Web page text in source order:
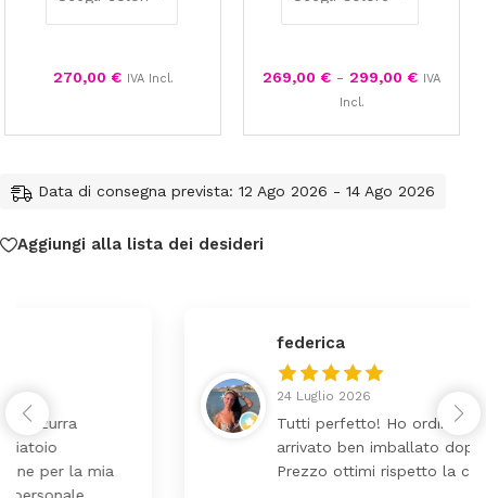
270,00 € IVA Incl. 269,00 € - 299,00 €
IVA
Incl.
Data di consegna prevista: 12 Ago 2026 - 14 Ago 2026
Aggiungi alla lista dei desideri
24 Luglio 2026
Tutti perfetto! Ho ordinato un lettino che é
arrivato ben imballato dopo pochi giorni.
Prezzo ottimi rispetto la concorrenza